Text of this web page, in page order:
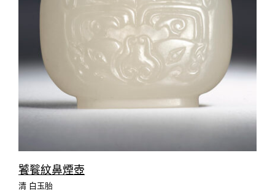
饕餮紋鼻煙壺
清 白玉胎